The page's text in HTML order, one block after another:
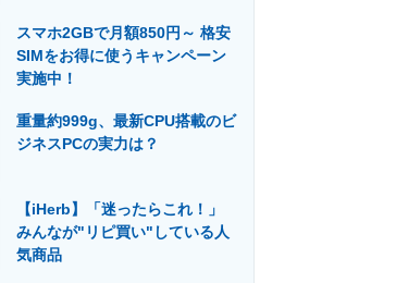
建設×テクノロジーの最前線
スマホ2GBで月額850円～ 格安
SIMをお得に使うキャンペーン
実施中！
重量約999g、最新CPU搭載のビ
ジネスPCの実力は？
【iHerb】「迷ったらこれ！」
みんなが"リピ買い"している人
気商品